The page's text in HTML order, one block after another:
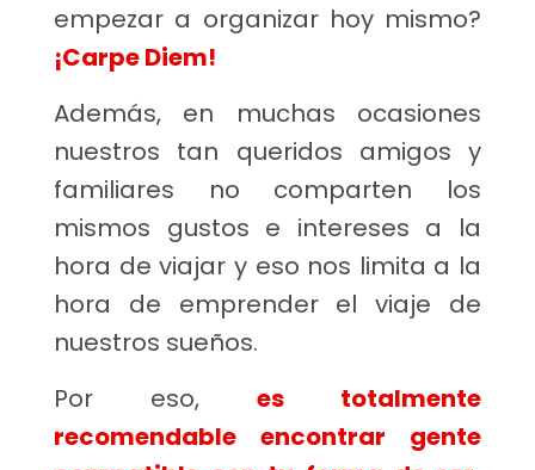
empezar a organizar hoy mismo?
¡Carpe Diem!
Además, en muchas ocasiones
nuestros tan queridos amigos y
familiares no comparten los
mismos gustos e intereses a la
hora de viajar y eso nos limita a la
hora de emprender el viaje de
nuestros sueños.
Por eso, es totalmente
recomendable encontrar gente